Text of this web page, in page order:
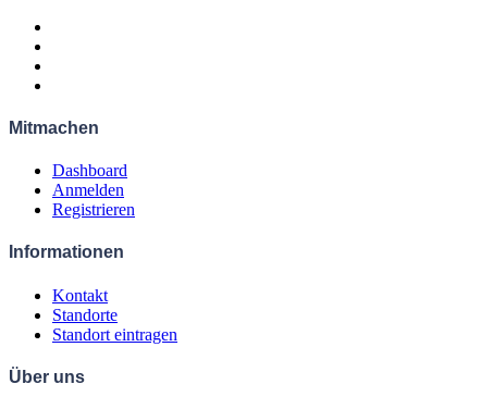
Mitmachen
Dashboard
Anmelden
Registrieren
Informationen
Kontakt
Standorte
Standort eintragen
Über uns